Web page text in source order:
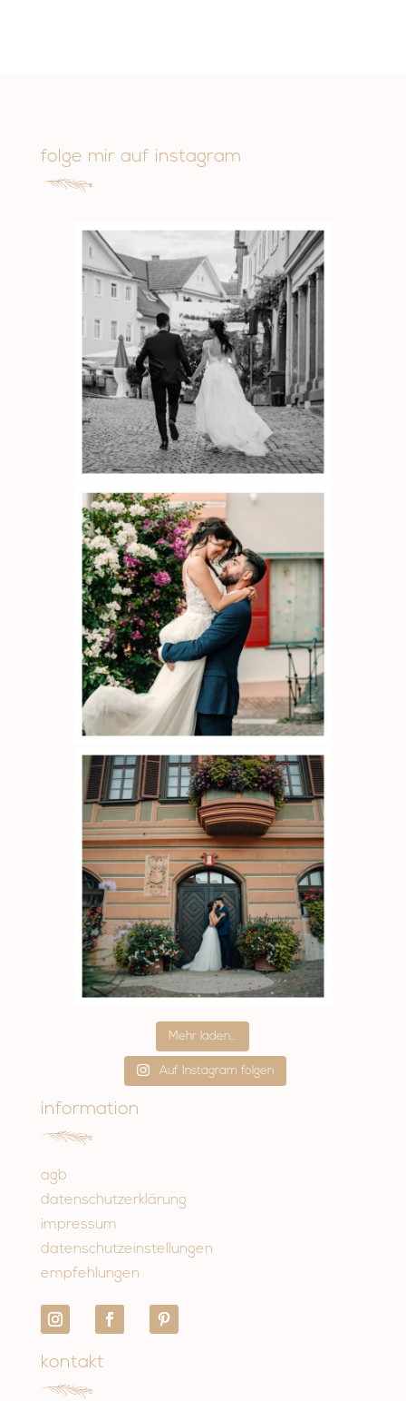
folge mir auf instagram
Mehr laden…
Auf Instagram folgen
information
agb
datenschutzerklärung
impressum
datenschutzeinstellungen
empfehlungen
kontakt